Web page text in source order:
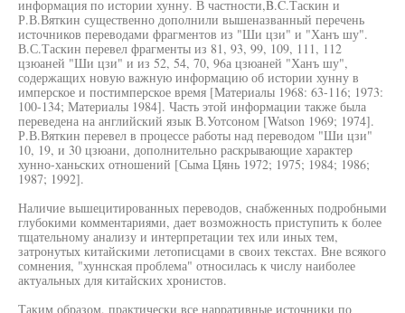
информация по истории хунну. В частности,B.C.Таскин и
Р.В.Вяткин существенно дополнили вышеназванный перечень
источников переводами фрагментов из "Ши цзи" и "Ханъ шу".
В.С.Таскин перевел фрагменты из 81, 93, 99, 109, 111, 112
цзюаней "Ши цзи" и из 52, 54, 70, 96а цзюаней "Ханъ шу",
содержащих новую важную информацию об истории хунну в
имперское и постимперское время [Материалы 1968: 63-116; 1973:
100-134; Материалы 1984]. Часть этой информации также была
переведена на английский язык В.Уотсоном [Watson 1969; 1974].
Р.В.Вяткин перевел в процессе работы над переводом "Ши цзи"
10, 19, и 30 цзюани, дополнительно раскрывающие характер
хунно-ханьских отношений [Сыма Цянь 1972; 1975; 1984; 1986;
1987; 1992].
Наличие вышецитированных переводов, снабженных подробными
глубокими комментариями, дает возможность приступить к более
тщательному анализу и интерпретации тех или иных тем,
затронутых китайскими летописцами в своих текстах. Вне всякого
сомнения, "хуннская проблема" относилась к числу наиболее
актуальных для китайских хронистов.
Таким образом, практически все нарративные источники по